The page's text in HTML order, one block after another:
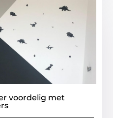
voordelig met